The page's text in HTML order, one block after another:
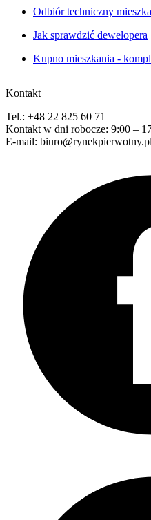
Odbiór techniczny
Jak sprawdzić dewelopera
Kupno mieszkania -
Kontakt
Tel.: +48 22 825 60 71
Kontakt w dni robocze: 9:00 –
E-mail: biuro@rynekpierwotny.pl